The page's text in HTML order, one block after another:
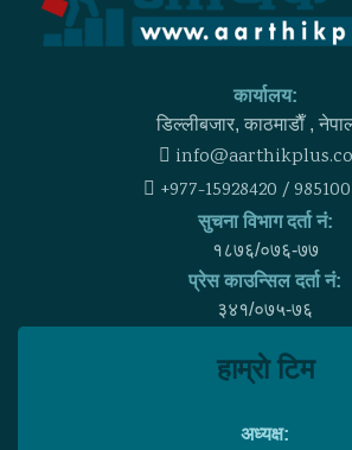
कार्यालय:
डिल्लीबजार, काठमाडाैँ ,
+977-15928420 /
सुचना विभाग दर्ता नं:
१८७६/०७६-७७
प्रेस काउन्सिल दर्ता नं:
३४१/०७५-७६
हाम्राे टिम
अध्यक्ष: